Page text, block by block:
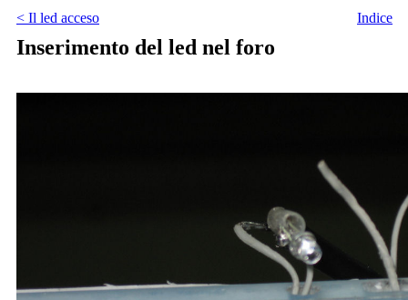
< Il led acceso Indice
Inserimento del led nel foro